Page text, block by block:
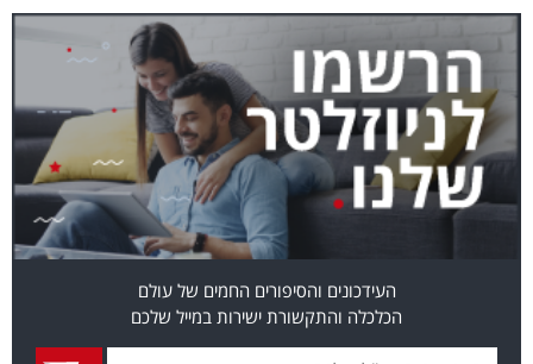
העידכונים והסיפורים החמים של עולם
הכלכלה והתקשורת ישירות במייל שלכם